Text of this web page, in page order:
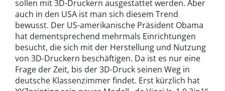
sollen mit 3D-Druckern ausgestattet werden. Aber
auch in den USA ist man sich diesem Trend
bewusst. Der US-amerikanische Präsident Obama
hat dementsprechend mehrmals Einrichtungen
besucht, die sich mit der Herstellung und Nutzung
von 3D-Druckern beschäftigen. Da ist es nur eine
Frage der Zeit, bis der 3D-Druck seinen Weg in
deutsche Klassenzimmer findet. Erst kürzlich hat